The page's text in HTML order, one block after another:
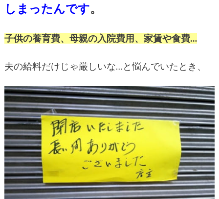
しまったんです。
子供の養育費、母親の入院費用、家賃や食費…
夫の給料だけじゃ厳しいな…と悩んでいたとき、